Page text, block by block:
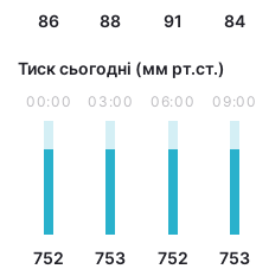
86 88 91 84
Тиск сьогодні (мм рт.ст.)
00:00
752
03:00
753
06:00
752
09:00
753